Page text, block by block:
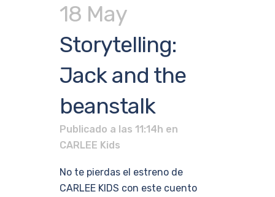
18 May
Storytelling:
Jack and the
beanstalk
Publicado a las 11:14h en
CARLEE Kids
No te pierdas el estreno de
CARLEE KIDS con este cuento